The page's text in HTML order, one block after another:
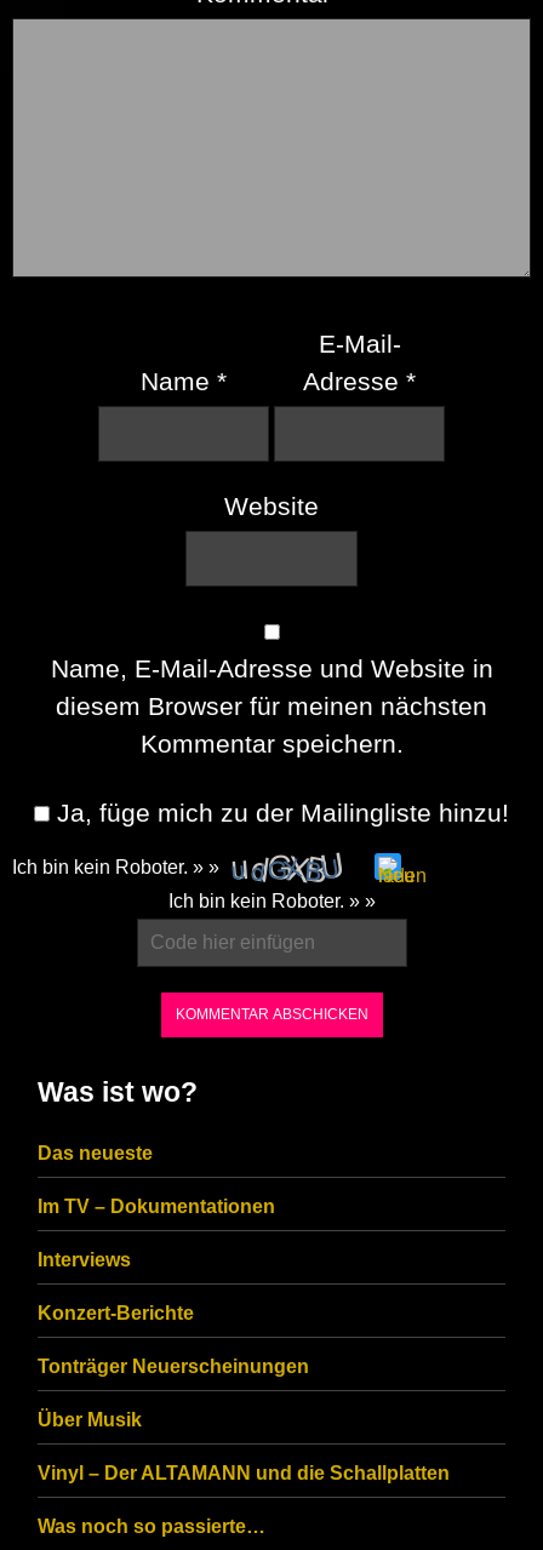
Name *
E-Mail-
Adresse*
Website
Name, E-Mail-Adresse und Website in
diesem Browser für meinen nächsten
Kommentar speichern.
Ja, füge mich zu der Mailingliste hinzu!
Ich bin kein Roboter. » »
CAPTCHA
ensure
that
you
are
human.
Ich bin kein Roboter. » »
Was ist wo?
Das neueste
Im TV – Dokumentationen
Interviews
Konzert-Berichte
Tonträger Neuerscheinungen
Über Musik
Vinyl – Der ALTAMANN und die Schallplatten
Was noch so passierte…